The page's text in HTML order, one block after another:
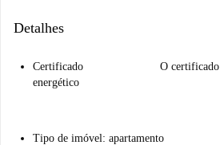
Detalhes
Certificado
energético
O
Tipo de imóvel: apartamento